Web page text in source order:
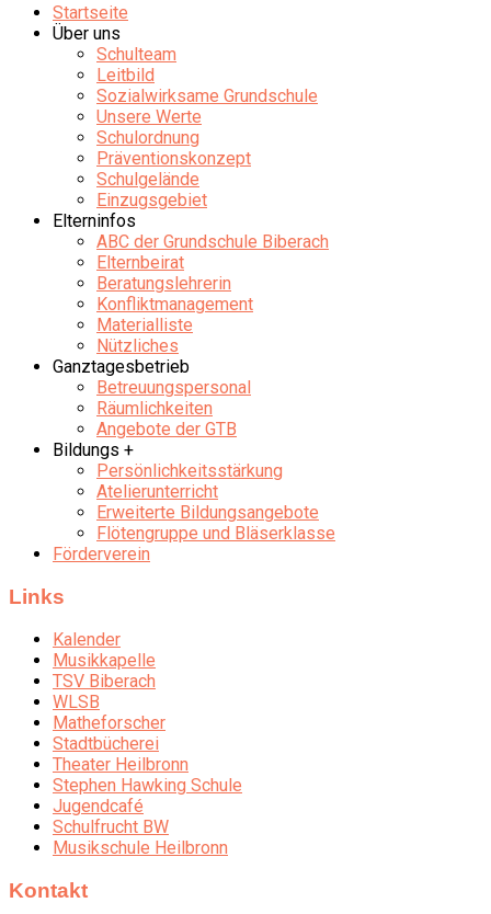
Startseite
Über uns
Schulteam
Leitbild
Sozialwirksame Grundschule
Unsere Werte
Schulordnung
Präventionskonzept
Schulgelände
Einzugsgebiet
Elterninfos
ABC der Grundschule Biberach
Elternbeirat
Beratungslehrerin
Konfliktmanagement
Materialliste
Nützliches
Ganztagesbetrieb
Betreuungspersonal
Räumlichkeiten
Angebote der GTB
Bildungs +
Persönlichkeitsstärkung
Atelierunterricht
Erweiterte Bildungsangebote
Flötengruppe und Bläserklasse
Förderverein
Links
Kalender
Musikkapelle
TSV Biberach
WLSB
Matheforscher
Stadtbücherei
Theater Heilbronn
Stephen Hawking Schule
Jugendcafé
Schulfrucht BW
Musikschule Heilbronn
Kontakt